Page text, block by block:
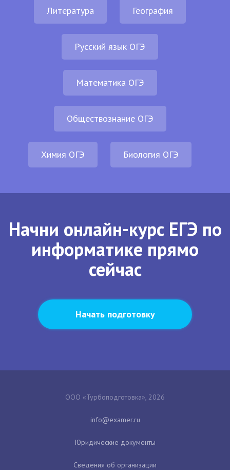
Литература География
Русский язык ОГЭ
Математика ОГЭ
Обществознание ОГЭ
Химия ОГЭ Биология ОГЭ
Начни онлайн-курс ЕГЭ по
информатике прямо
сейчас
Начать подготовку
ООО «Турбоподготовка», 2026
Юридические документы
Сведения об организации